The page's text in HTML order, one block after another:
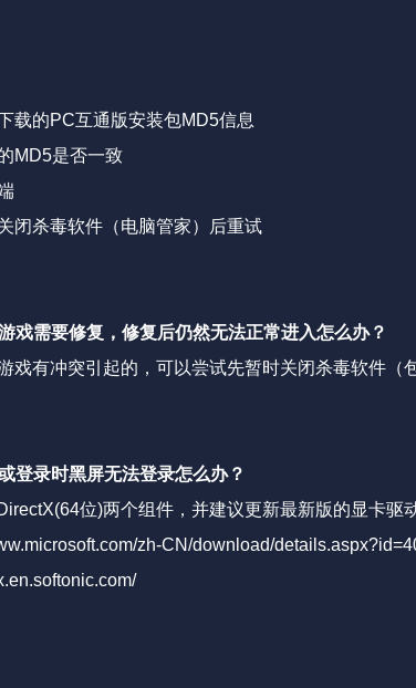
载的PC互通版安装包MD5信息
MD5是否一致
闭杀毒软件（电脑管家）后重试
戏需要修复，修复后仍然无法正常进入怎么办？
戏有冲突引起的，可以尝试先暂时关闭杀毒软件（
登录时黑屏无法登录怎么办？
位)两个组件，并建议更新最新版的显卡驱动
zh-CN/download/